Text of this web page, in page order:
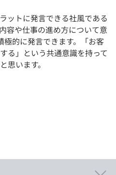
ットに発言できる社風である
容や仕事の進め方について意
的に発言できます。「お客
る」という共通意識を持って
思います。